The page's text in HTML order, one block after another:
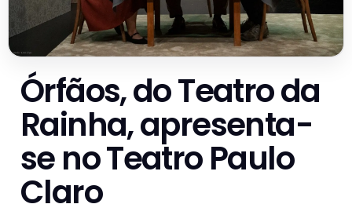
Órfãos, do Teatro da
Rainha, apresenta-
se no Teatro Paulo
Claro